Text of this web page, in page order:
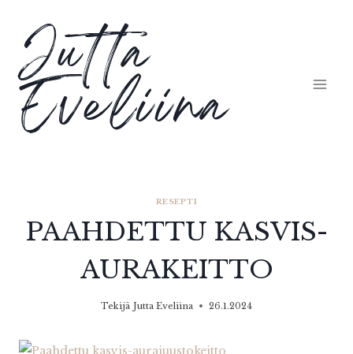
sisältöön
Jutta
Eveliina
RESEPTI
PAAHDETTU KASVIS-
AURAKEITTO
Tekijä Jutta Eveliina 26.1.2024